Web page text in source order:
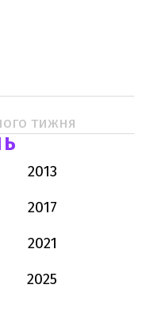
тижня
2013
2017
2021
2025